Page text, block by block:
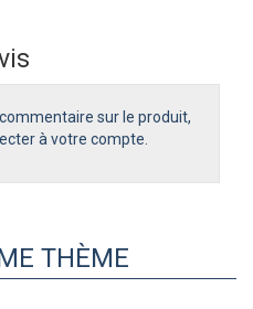
sur le produit,
à votre compte.
THÈME